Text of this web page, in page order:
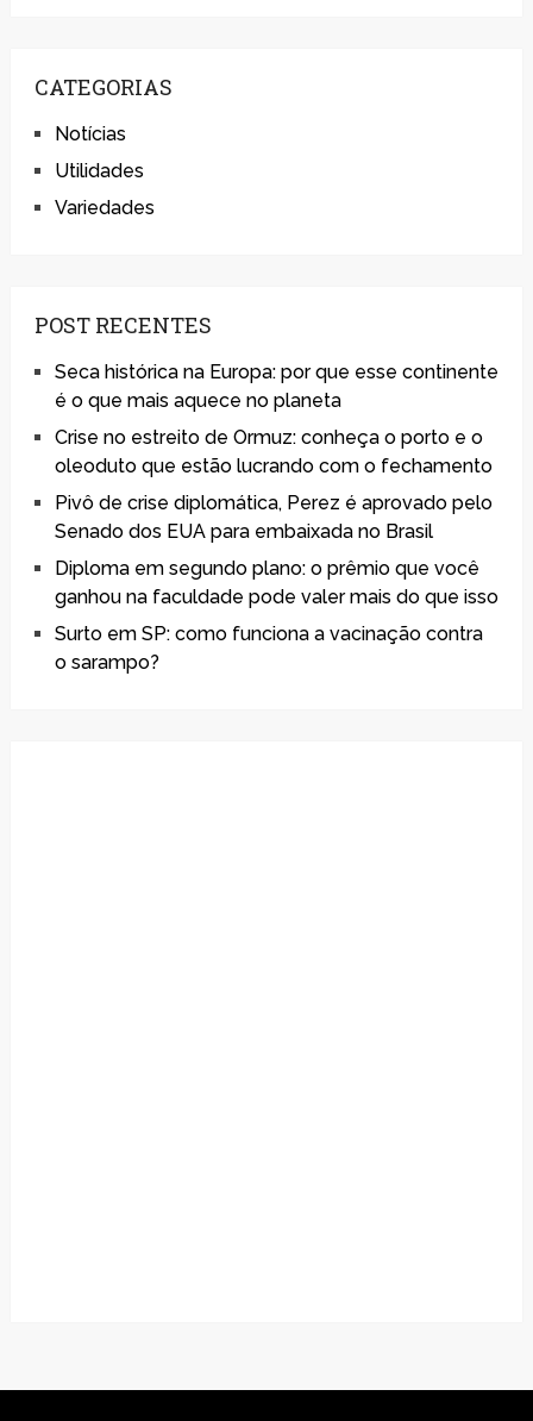
CATEGORIAS
Notícias
Utilidades
Variedades
POST RECENTES
Seca histórica na Europa: por que esse continente
é o que mais aquece no planeta
Crise no estreito de Ormuz: conheça o porto e o
oleoduto que estão lucrando com o fechamento
Pivô de crise diplomática, Perez é aprovado pelo
Senado dos EUA para embaixada no Brasil
Diploma em segundo plano: o prêmio que você
ganhou na faculdade pode valer mais do que isso
Surto em SP: como funciona a vacinação contra
o sarampo?